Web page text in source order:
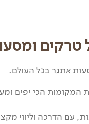
טרקים
אתגר בכל העולם.
המקומות הכי יפים
עם הדרכה וליווי